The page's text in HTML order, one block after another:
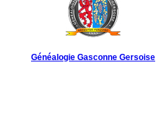
Généalogie Gasconne Gersoise